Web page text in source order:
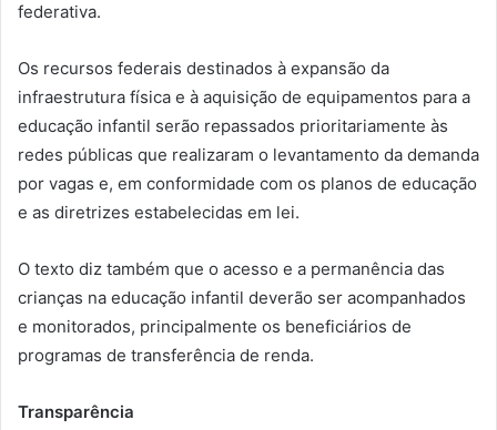
federativa.
Os recursos federais destinados à expansão da
infraestrutura física e à aquisição de equipamentos para a
educação infantil serão repassados prioritariamente às
redes públicas que realizaram o levantamento da demanda
por vagas e, em conformidade com os planos de educação
e as diretrizes estabelecidas em lei.
O texto diz também que o acesso e a permanência das
crianças na educação infantil deverão ser acompanhados
e monitorados, principalmente os beneficiários de
programas de transferência de renda.
Transparência